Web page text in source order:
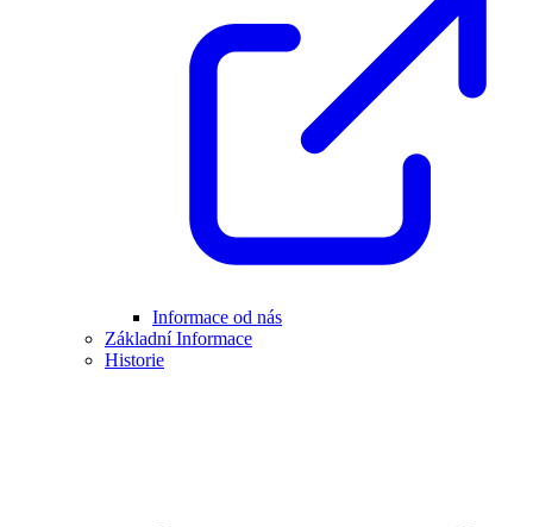
Informace od nás
Základní Informace
Historie